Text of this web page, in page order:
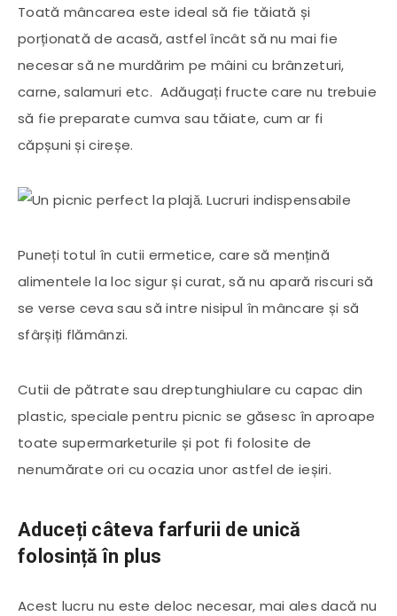
Toată mâncarea este ideal să fie tăiată și
porționată de acasă, astfel încât să nu mai fie
necesar să ne murdărim pe mâini cu brânzeturi,
carne, salamuri etc. Adăugați fructe care nu trebuie
să fie preparate cumva sau tăiate, cum ar fi
căpșuni și cireșe.
Puneți totul în cutii ermetice, care să mențină
alimentele la loc sigur și curat, să nu apară riscuri să
se verse ceva sau să intre nisipul în mâncare și să
sfârșiți flămânzi.
Cutii de pătrate sau dreptunghiulare cu capac din
plastic, speciale pentru picnic se găsesc în aproape
toate supermarketurile și pot fi folosite de
nenumărate ori cu ocazia unor astfel de ieșiri.
Aduceți câteva farfurii de unică
folosință în plus
Acest lucru nu este deloc necesar, mai ales dacă nu